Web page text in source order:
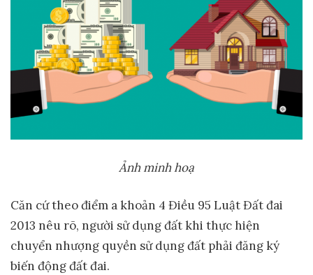
Ảnh minh hoạ
Căn cứ theo điểm a khoản 4 Điều 95 Luật Đất đai
2013 nêu rõ, người sử dụng đất khi thực hiện
chuyển nhượng quyền sử dụng đất phải đăng ký
biến động đất đai.